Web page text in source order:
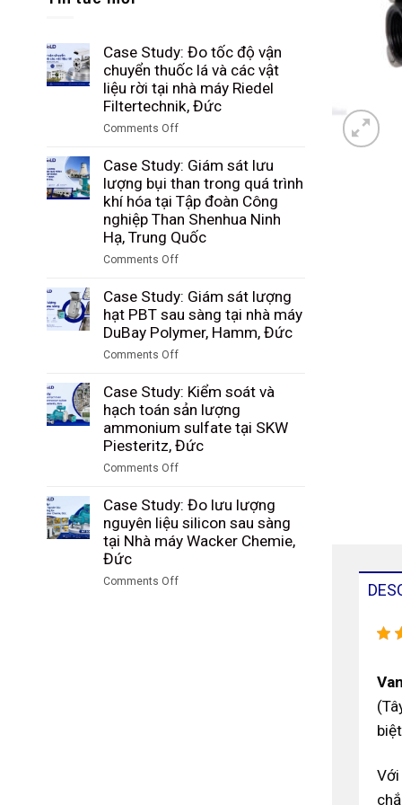
Case Study: Đo tốc độ vận
chuyển thuốc lá và các vật
liệu rời tại nhà máy Riedel
Filtertechnik, Đức
Comments Off
Case
Study:
Đo
độ
vận
chuyển
lá
và
các
vật
rời
tại
nhà
máy
Riedel
Filtertechnik,
Case Study: Giám sát lưu
lượng bụi than trong quá trình
khí hóa tại Tập đoàn Công
nghiệp Than Shenhua Ninh
Hạ, Trung Quốc
Comments Off
Case
Study:
Giám
lưu
bụi
than
trong
quá
trình
hóa
Tập
đoàn
Công
nghiệp
Case Study: Giám sát lượng
hạt PBT sau sàng tại nhà máy
DuBay Polymer, Hamm, Đức
Comments Off
Case
Study:
Giám
sát
hạt
sau
sàng
tại
nhà
máy
Case Study: Kiểm soát và
hạch toán sản lượng
ammonium sulfate tại SKW
Piesteritz, Đức
Comments Off
Case
Study:
Kiểm
soát
hạch
Case Study: Đo lưu lượng
nguyên liệu silicon sau sàng
tại Nhà máy Wacker Chemie,
Đức
Comments Off
Với